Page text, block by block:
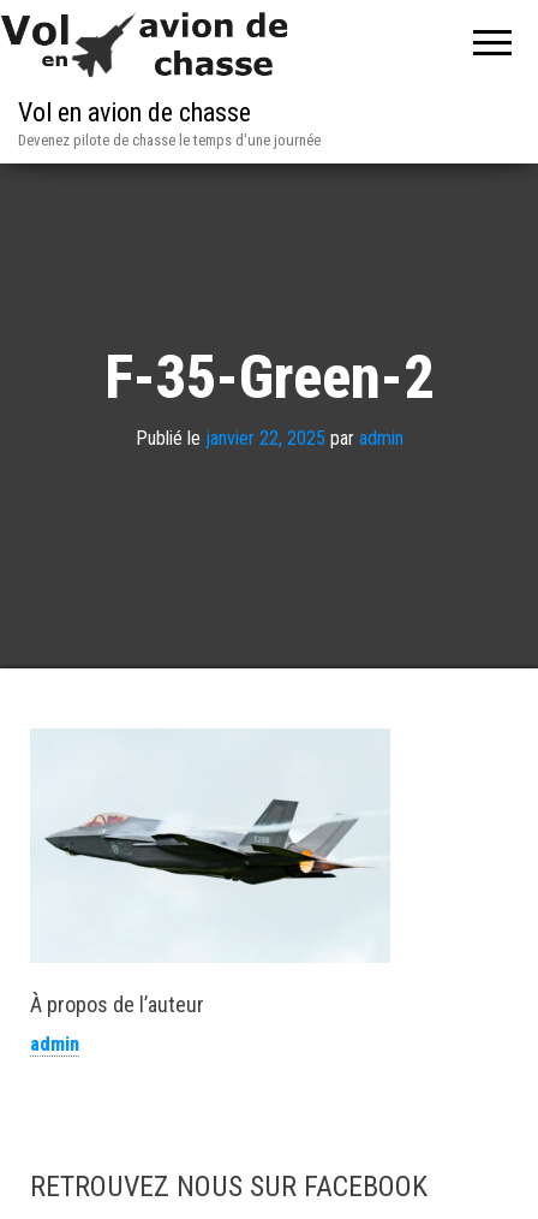
Vol en avion de chasse
Devenez pilote de chasse le temps d'une journée
F-35-Green-2
Publié le janvier 22, 2025 par admin
À propos de l’auteur
admin
RETROUVEZ NOUS SUR FACEBOOK